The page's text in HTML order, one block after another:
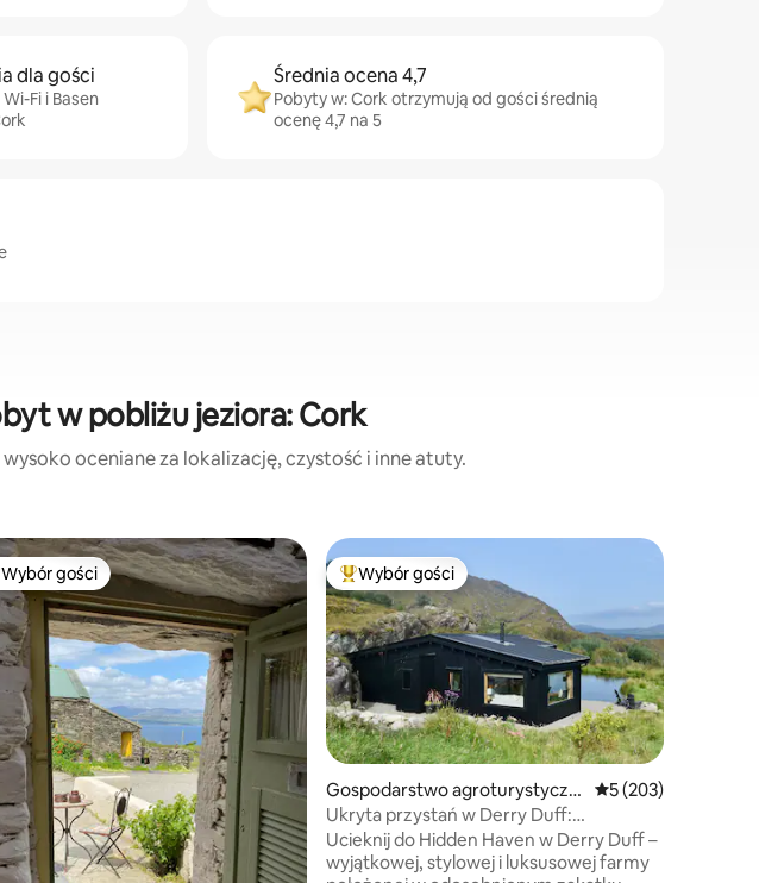
dla gości
Fi i Basen
Średnia ocena 4,7
Pobyty w: Cork otrzymują od gości średnią
ocenę 4,7 na 5
w pobliżu jeziora: Cork
oceniane za lokalizację, czystość i inne atuty.
z kategorii Wybór gości
Wybór gości Najpopularniejsze z kategorii Wybór gości
Wybór gości
Gospodarstwo agroturystyczn
e
Średnia ocena: 5
5 (203)
Ukryta przystań w Derry Duff:
romantyczny wypoczynek
Ucieknij do Hidden Haven w Derry Duff –
wyjątkowej, stylowej i luksusowej farmy